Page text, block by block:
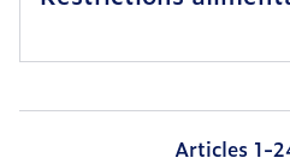
Articles 1-